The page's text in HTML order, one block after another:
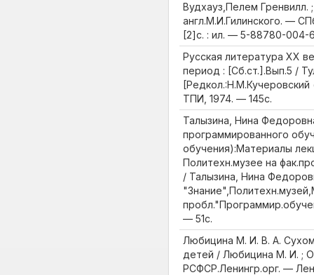
Вудхауз,Пелем Гренвилл.
англ.М.И.Гилинского. —
[2]с. : ил. — 5-88780-004-
Русская литература ХХ
период : [Сб.ст.].Вып.5 /
ТПИ, 1974. — 145с.
Талызина, Нина
программированного
обучения):Материалы
Политехн.музее на
/ Талызина, Нина
— 51с.
Любицина М. И. В. А.
детей / Любицина М. И. ;
РСФСР.Ленингр.орг. —